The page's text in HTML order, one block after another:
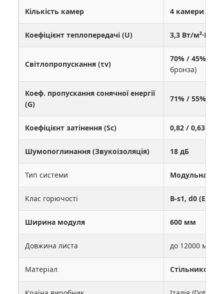
Кількість камер 4 камери
Коефіцієнт теплопередачі (U) 3,3 Вт/м²·К
Світлопропускання (τv)
70% / 45% /
бронза)
Коеф. пропускання сонячної енергії
(G)
71% / 55% /
Коефіцієнт затінення (Sc) 0,82 / 0,63 /
Шумопоглинання (Звукоізоляція) 18 дБ
Тип системи Модульна
Клас горючості B-s1, d0 (EN
Ширина модуля 600 мм
Довжина листа до 12000 мм
Матеріал Стільниковий